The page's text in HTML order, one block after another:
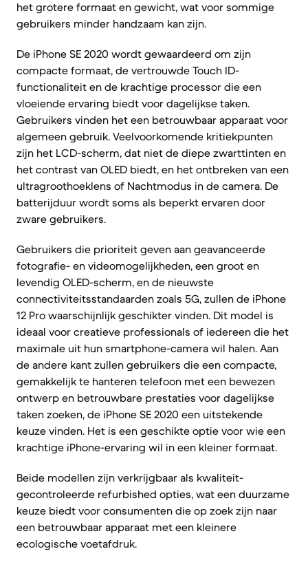
het grotere formaat en gewicht, wat voor sommige
gebruikers minder handzaam kan zijn.
De iPhone SE 2020 wordt gewaardeerd om zijn
compacte formaat, de vertrouwde Touch ID-
functionaliteit en de krachtige processor die een
vloeiende ervaring biedt voor dagelijkse taken.
Gebruikers vinden het een betrouwbaar apparaat voor
algemeen gebruik. Veelvoorkomende kritiekpunten
zijn het LCD-scherm, dat niet de diepe zwarttinten en
het contrast van OLED biedt, en het ontbreken van een
ultragroothoeklens of Nachtmodus in de camera. De
batterijduur wordt soms als beperkt ervaren door
zware gebruikers.
Gebruikers die prioriteit geven aan geavanceerde
fotografie- en videomogelijkheden, een groot en
levendig OLED-scherm, en de nieuwste
connectiviteitsstandaarden zoals 5G, zullen de iPhone
12 Pro waarschijnlijk geschikter vinden. Dit model is
ideaal voor creatieve professionals of iedereen die het
maximale uit hun smartphone-camera wil halen. Aan
de andere kant zullen gebruikers die een compacte,
gemakkelijk te hanteren telefoon met een bewezen
ontwerp en betrouwbare prestaties voor dagelijkse
taken zoeken, de iPhone SE 2020 een uitstekende
keuze vinden. Het is een geschikte optie voor wie een
krachtige iPhone-ervaring wil in een kleiner formaat.
Beide modellen zijn verkrijgbaar als kwaliteit-
gecontroleerde refurbished opties, wat een duurzame
keuze biedt voor consumenten die op zoek zijn naar
een betrouwbaar apparaat met een kleinere
ecologische voetafdruk.